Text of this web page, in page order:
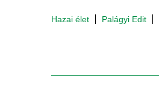
Hazai élet Palágyi Edit